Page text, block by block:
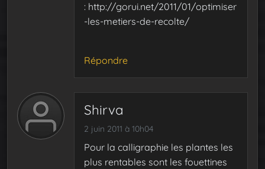
: http://gorui.net/2011/01/optimiser
-les-metiers-de-recolte/
Répondre
Shirva
2 juin 2011 à 10h04
Pour la calligraphie les plantes les
plus rentables sont les fouettines